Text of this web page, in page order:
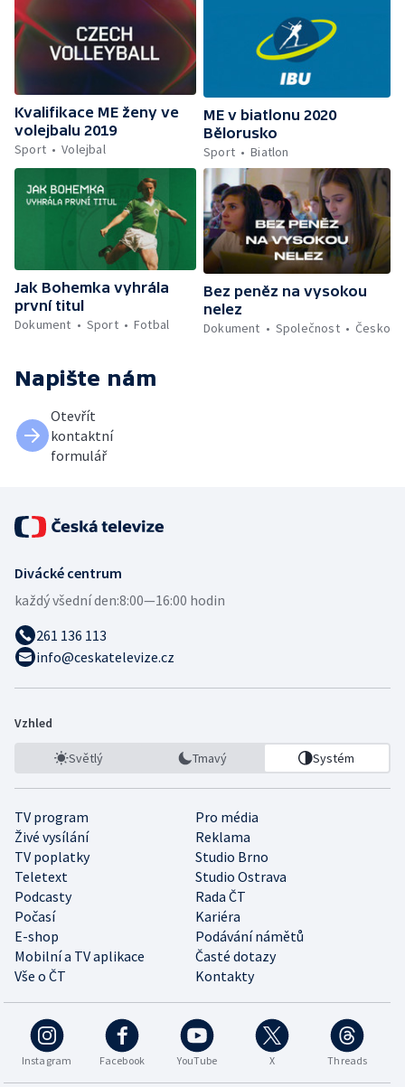
Kvalifikace ME ženy ve
volejbalu 2019
Sport
Volejbal
ME v biatlonu 2020
Bělorusko
Sport
Biatlon
Jak Bohemka vyhrála
první titul
Dokument
Sport Fotbal
Bez peněz na vysokou
nelez
Dokument
Společnost Česko
Napište nám
Otevřít
kontaktní
formulář
Divácké centrum
každý všední den:8:00—16:00 hodin
261 136 113
info@ceskatelevize.cz
Vzhled
Světlý Tmavý Systém
TV program
Pro média
Živé vysílání
Reklama
TV poplatky
Studio Brno
Teletext
Studio Ostrava
Podcasty
Rada ČT
Počasí
Kariéra
E-shop
Podávání námětů
Mobilní a TV aplikace
Časté dotazy
Vše o ČT
Kontakty
Instagram Facebook YouTube X Threads